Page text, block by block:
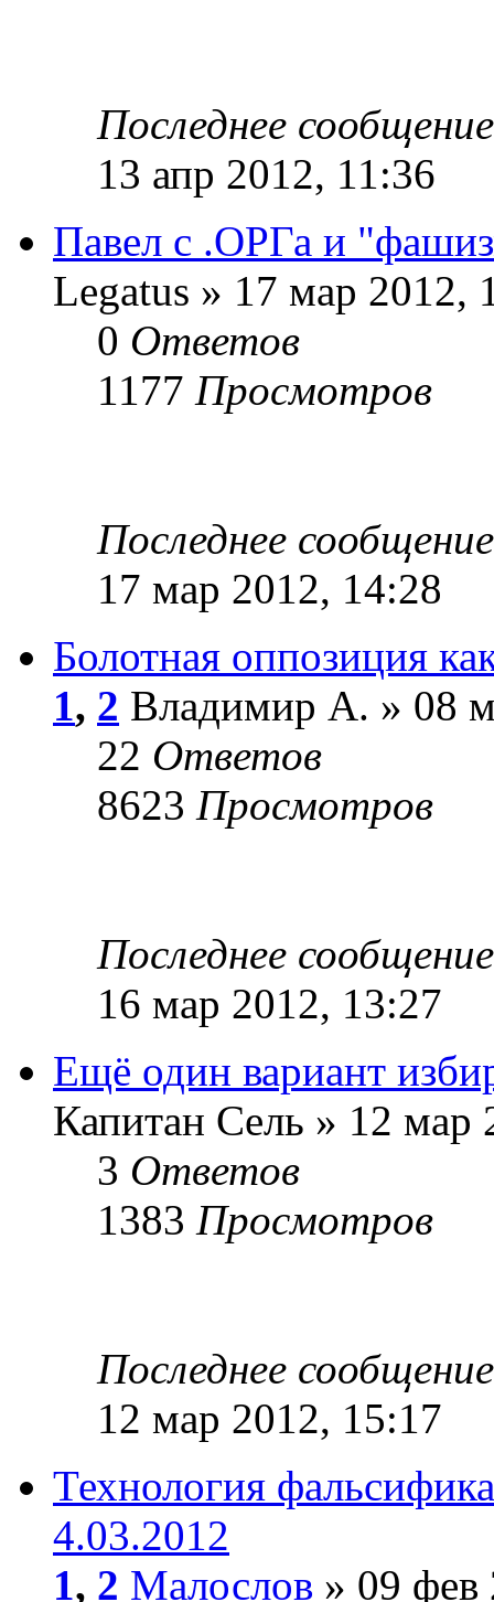
Последнее
13 апр 2012, 11:36
Павел с .ОРГа и
Legatus » 17 мар 2012,
0 Ответов
1177 Просмотров
Последнее
17 мар 2012, 14:28
Болотная оппозиция
1, 2 Владимир А. » 08
22 Ответов
8623 Просмотров
Последнее
16 мар 2012, 13:27
Ещё один вариант
Капитан Сель » 12 мар
3 Ответов
1383 Просмотров
Последнее
12 мар 2012, 15:17
Технология
4.03.2012
1, 2 Малослов » 09 фев